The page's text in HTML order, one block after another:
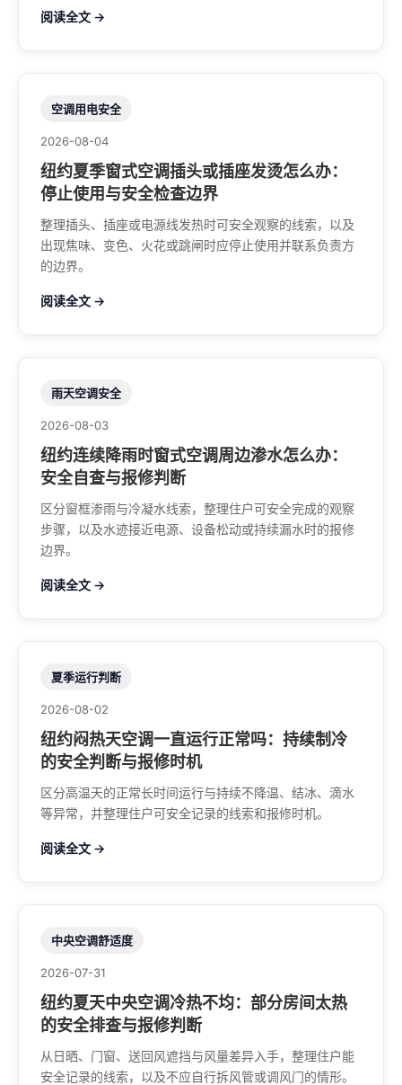
阅读全文 →
空调用电安全
2026-08-04
纽约夏季窗式空调插头或插座发烫怎么办：
停止使用与安全检查边界
整理插头、插座或电源线发热时可安全观察的线索，以及
出现焦味、变色、火花或跳闸时应停止使用并联系负责方
的边界。
阅读全文 →
雨天空调安全
2026-08-03
纽约连续降雨时窗式空调周边渗水怎么办：
安全自查与报修判断
区分窗框渗雨与冷凝水线索，整理住户可安全完成的观察
步骤，以及水迹接近电源、设备松动或持续漏水时的报修
边界。
阅读全文 →
夏季运行判断
2026-08-02
纽约闷热天空调一直运行正常吗：持续制冷
的安全判断与报修时机
区分高温天的正常长时间运行与持续不降温、结冰、滴水
等异常，并整理住户可安全记录的线索和报修时机。
阅读全文 →
中央空调舒适度
2026-07-31
纽约夏天中央空调冷热不均：部分房间太热
的安全排查与报修判断
从日晒、门窗、送回风遮挡与风量差异入手，整理住户能
安全记录的线索，以及不应自行拆风管或调风门的情形。